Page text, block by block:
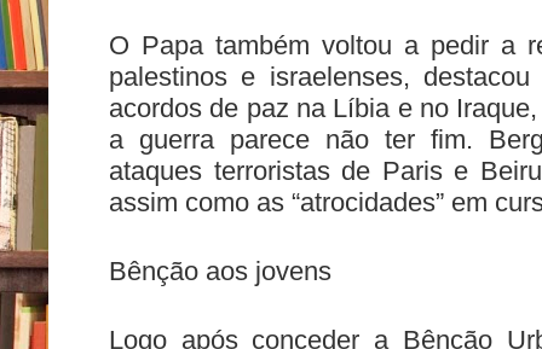
O Papa também voltou a pedir a
palestinos e israelenses,
acordos de paz na Líbia e no
a guerra parece não ter fim.
ataques terroristas de Paris e
assim como as “atrocidades” em
Bênção aos jovens
Logo após conceder a Bênção